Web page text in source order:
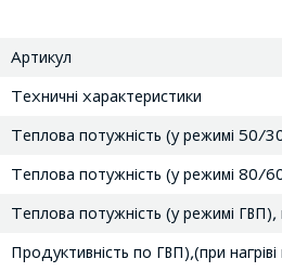
Артикул
Техничні характеристики
Теплова потужність (у режимі 50/
Теплова потужність (у режимі 80/
Теплова потужність (у режимі ГВП),
Продуктивність по ГВП),(при